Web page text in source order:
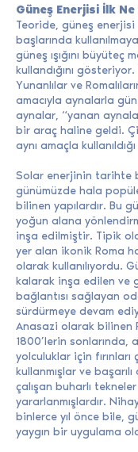
Güneş Enerjisi İlk Ne
Teoride, güneş enerjisi
başlarında
güneş ışığını büyüteç
kullandığını
Yunanlılar ve
amacıyla aynalarla
aynalar, “yanan
bir araç haline geldi.
aynı amaçla
Solar enerjinin tarihte
günümüzde hala
bilinen yapılardır. Bu
yoğun alana
inşa edilmiştir. Tipik
yer alan ikonik Roma
olarak kullanılıyordu.
kalarak inşa edilen ve
bağlantısı sağlayan
sürdürmeye devam
Anasazi olarak bilinen
1800’lerin sonlarında,
yolculuklar için fırınları
kullanmışlar ve
çalışan buharlı
yararlanmışlardır.
binlerce yıl önce bile,
yaygın bir uygulama